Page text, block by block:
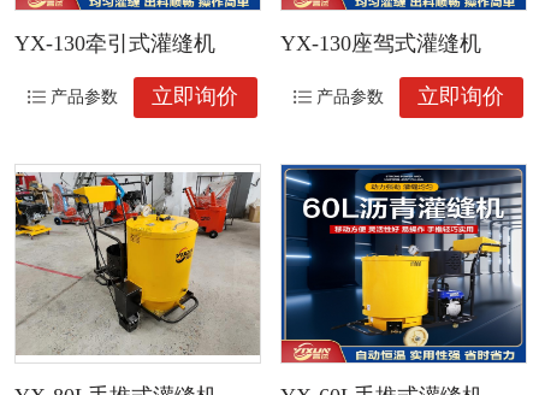
YX-130牵引式灌缝机
产品参数 立即询价
YX-130座驾式灌缝机
产品参数 立即询价